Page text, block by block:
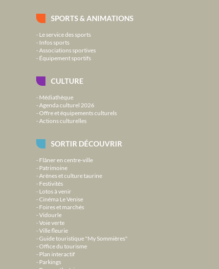
SPORTS & ANIMATIONS
Le service des sports
Infos sports
Associations sportives
Équipement sportifs
CULTURE
Médiathèque
Agenda culturel 2026
Offre et équipements culturels
Actions culturelles
SORTIR DÉCOUVRIR
Flâner en centre-ville
Patrimoine
Arènes et culture taurine
Festivités
Lotos à venir
Cinéma Le Venise
Foires et marchés
Vidourle
Voie verte
Ville fleurie
Guide touristique "My Sommières"
Office du tourisme
Plan interactif
Parkings